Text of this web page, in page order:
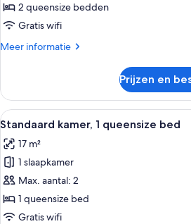
2 queensize bedden
Gratis wifi
Meer informatie
Meer
Prijzen en
Alle
foto's
voor
Standaard
kamer,
1
queensize
Een
2
Standaard kamer, 1 queensize bed
17 m²
1 slaapkamer
Max. aantal: 2
1 queensize bed
Gratis wifi